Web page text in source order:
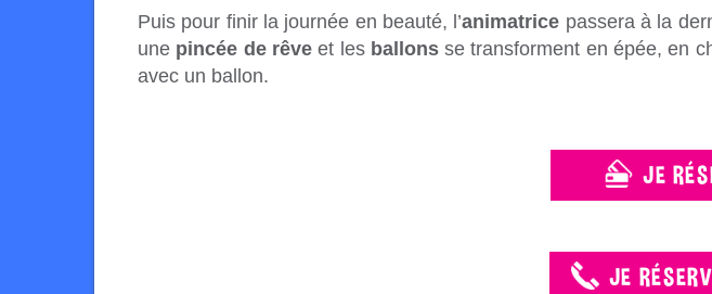
Puis pour finir la journée en beauté, l’animatrice passera à la
une pincée de rêveet les ballonsse transforment en épée, en
avec un ballon.
JE
JE